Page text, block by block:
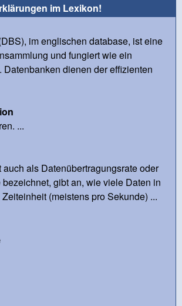
im Lexikon!
im englischen database, ist eine
und fungiert wie ein
dienen der effizienten
...
auch als Datenübertragungsrate oder
bezeichnet, gibt an, wie viele Daten in
(meistens pro Sekunde) ...